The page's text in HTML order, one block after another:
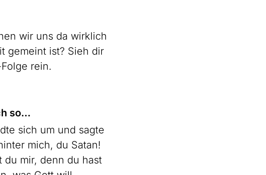
wir uns da wirklich
gemeint ist? Sieh dir
rein.
so…
sich um und sagte
mich, du Satan!
du mir, denn du hast